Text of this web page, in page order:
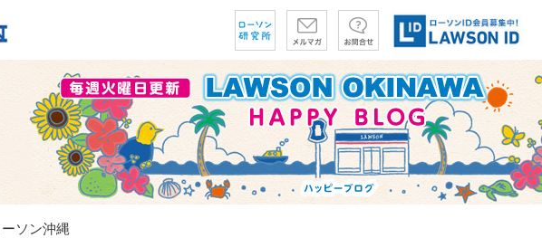
ーソン沖縄